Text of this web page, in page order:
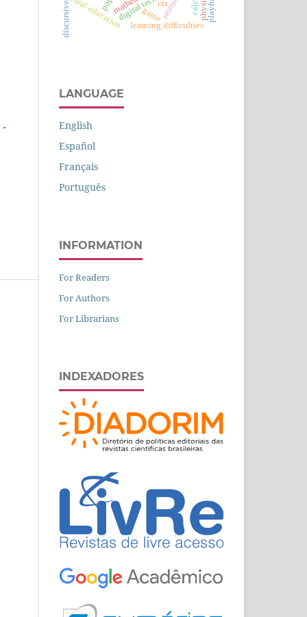
-
rural education game
learning difficulties
cts
LANGUAGE
English
Español
Français
Português
INFORMATION
For Readers
For Authors
For Librarians
INDEXADORES